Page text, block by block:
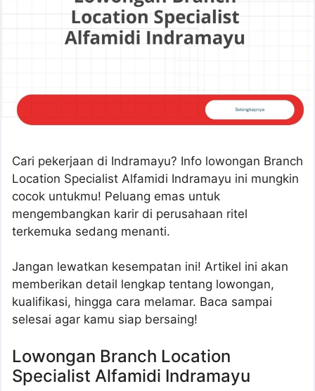
Cari pekerjaan di Indramayu? Info lowongan Branch
Location Specialist Alfamidi Indramayu ini mungkin
cocok untukmu! Peluang emas untuk
mengembangkan karir di perusahaan ritel
terkemuka sedang menanti.
Jangan lewatkan kesempatan ini! Artikel ini akan
memberikan detail lengkap tentang lowongan,
kualifikasi, hingga cara melamar. Baca sampai
selesai agar kamu siap bersaing!
Lowongan Branch Location
Specialist Alfamidi Indramayu